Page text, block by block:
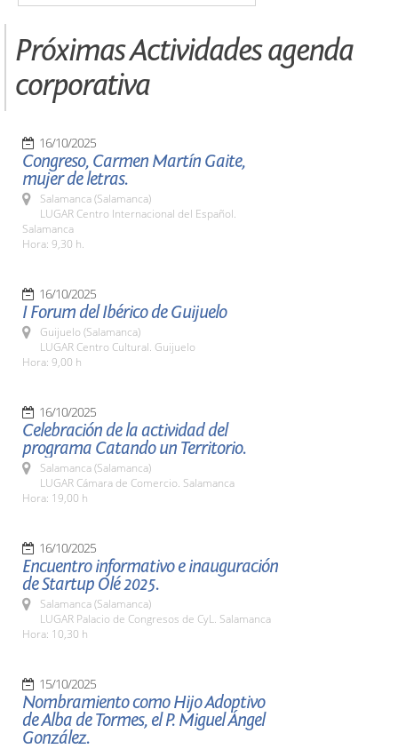
Próximas Actividades agenda
corporativa
16/10/2025
Congreso, Carmen Martín Gaite,
mujer de letras.
Salamanca (Salamanca)
LUGAR Centro Internacional del Español.
Salamanca
Hora: 9,30 h.
16/10/2025
I Forum del Ibérico de Guijuelo
Guijuelo (Salamanca)
LUGAR Centro Cultural. Guijuelo
Hora: 9,00 h
16/10/2025
Celebración de la actividad del
programa Catando un Territorio.
Salamanca (Salamanca)
LUGAR Cámara de Comercio. Salamanca
Hora: 19,00 h
16/10/2025
Encuentro informativo e inauguración
de Startup Olé 2025.
Salamanca (Salamanca)
LUGAR Palacio de Congresos de CyL. Salamanca
Hora: 10,30 h
15/10/2025
Nombramiento como Hijo Adoptivo
de Alba de Tormes, el P. Miguel Ángel
González.